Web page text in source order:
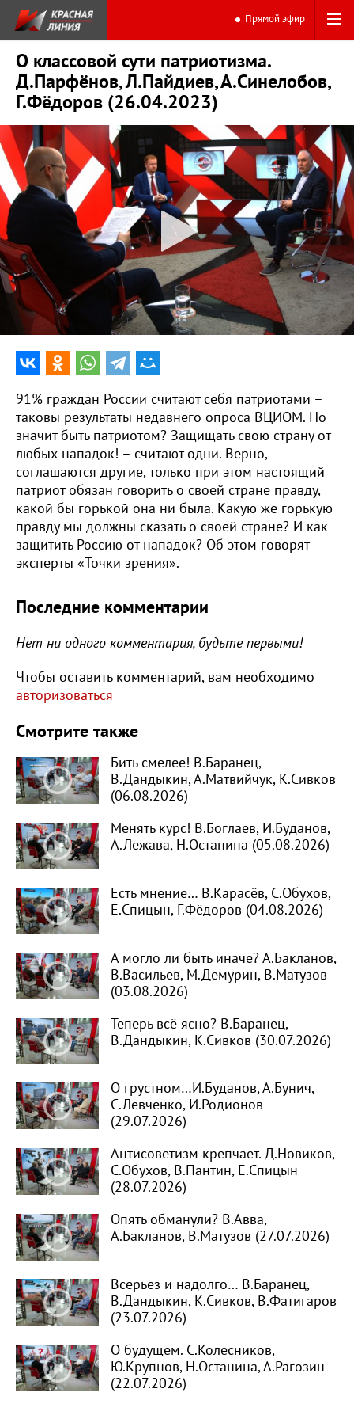
Прямой эфир
О классовой сути патриотизма.
Д.Парфёнов, Л.Пайдиев, А.Синелобов,
Г.Фёдоров (26.04.2023)
0:00 44:04
91% граждан России считают себя патриотами –
таковы результаты недавнего опроса ВЦИОМ. Но
значит быть патриотом? Защищать свою страну от
любых нападок! – считают одни. Верно,
соглашаются другие, только при этом настоящий
патриот обязан говорить о своей стране правду,
какой бы горькой она ни была. Какую же горькую
правду мы должны сказать о своей стране? И как
защитить Россию от нападок? Об этом говорят
эксперты «Точки зрения».
Последние комментарии
Нет ни одного комментария, будьте первыми!
Чтобы оставить комментарий, вам необходимо
авторизоваться
Смотрите также
Бить смелее! В.Баранец,
В.Дандыкин, А.Матвийчук, К.Сивков
(06.08.2026)
Менять курс! В.Боглаев, И.Буданов,
А.Лежава, Н.Останина (05.08.2026)
Есть мнение… В.Карасёв, С.Обухов,
Е.Спицын, Г.Фёдоров (04.08.2026)
А могло ли быть иначе? А.Бакланов,
В.Васильев, М.Демурин, В.Матузов
(03.08.2026)
Теперь всё ясно? В.Баранец,
В.Дандыкин, К.Сивков (30.07.2026)
О грустном…И.Буданов, А.Бунич,
С.Левченко, И.Родионов
(29.07.2026)
Антисоветизм крепчает. Д.Новиков,
С.Обухов, В.Пантин, Е.Спицын
(28.07.2026)
Опять обманули? В.Авва,
А.Бакланов, В.Матузов (27.07.2026)
Всерьёз и надолго… В.Баранец,
В.Дандыкин, К.Сивков, В.Фатигаров
(23.07.2026)
О будущем. С.Колесников,
Ю.Крупнов, Н.Останина, А.Рагозин
(22.07.2026)